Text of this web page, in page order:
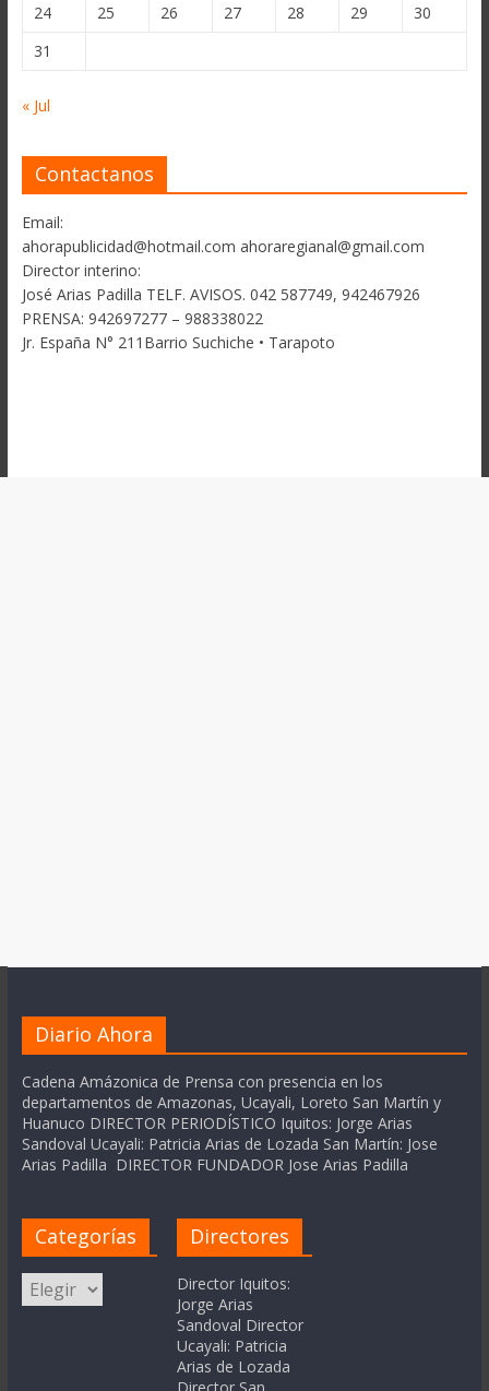
24
25 26 27 28 29
30
31
« Jul
Contactanos
Email:
ahorapublicidad@hotmail.com ahoraregianal@gmail.com
Director interino:
José Arias Padilla TELF. AVISOS. 042 587749, 942467926
PRENSA: 942697277 – 988338022
Jr. España N° 211Barrio Suchiche • Tarapoto
Diario Ahora
Cadena Amázonica de Prensa con presencia en los
departamentos de Amazonas, Ucayali, Loreto San Martín y
Huanuco DIRECTOR PERIODÍSTICO Iquitos: Jorge Arias
Sandoval Ucayali: Patricia Arias de Lozada San Martín: Jose
Arias Padilla DIRECTOR FUNDADOR Jose Arias Padilla
Categorías
Categorías
Directores
Director Iquitos:
Jorge Arias
Sandoval Director
Ucayali: Patricia
Arias de Lozada